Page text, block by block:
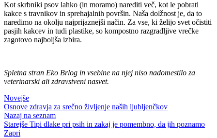
Kot skrbniki psov lahko (in moramo) narediti več, kot le pobrati
kakce s travnikov in sprehajalnih površin. Naša dolžnost je, da to
naredimo na okolju najprijaznejši način. Za vse, ki želijo svet očistiti
pasjih kakcev in tudi plastike, so kompostno razgradljive vrečke
zagotovo najboljša izbira.
Spletna stran Eko Brlog in vsebine na njej niso nadomestilo za
veterinarski ali zdravstveni nasvet.
Novejše
Osnove zdravja za srečno življenje naših ljubljenčkov
Nazaj na seznam
Starejše Tipi dlake pri psih in zakaj je pomembno, da jih poznamo
Zapri